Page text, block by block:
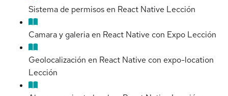
Sistema de permisos en React Native Lección
Camara y galeria en React Native con Expo Lección
Geolocalización en React Native con expo-location
Lección